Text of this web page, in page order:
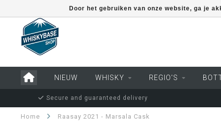
NIEUW WHISKY REGIO'S
Secure and guaranteed delivery
Home Raasay 2021 - Marsala Cask
Door het gebruiken van onze website, ga je